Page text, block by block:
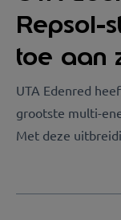
Repsol-
toe aan
UTA Edenred
grootste multi-
Met deze